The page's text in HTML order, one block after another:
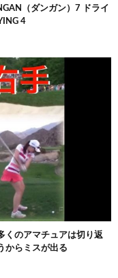
（ダンガン）7 ドライ
4
くのアマチュアは切り返
からミスが出る